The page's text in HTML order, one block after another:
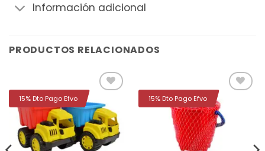
Información adicional
PRODUCTOS RELACIONADOS
a la
lista de
deseos
15% Dto Pago Efvo
deseos
15% Dto Pago Efvo